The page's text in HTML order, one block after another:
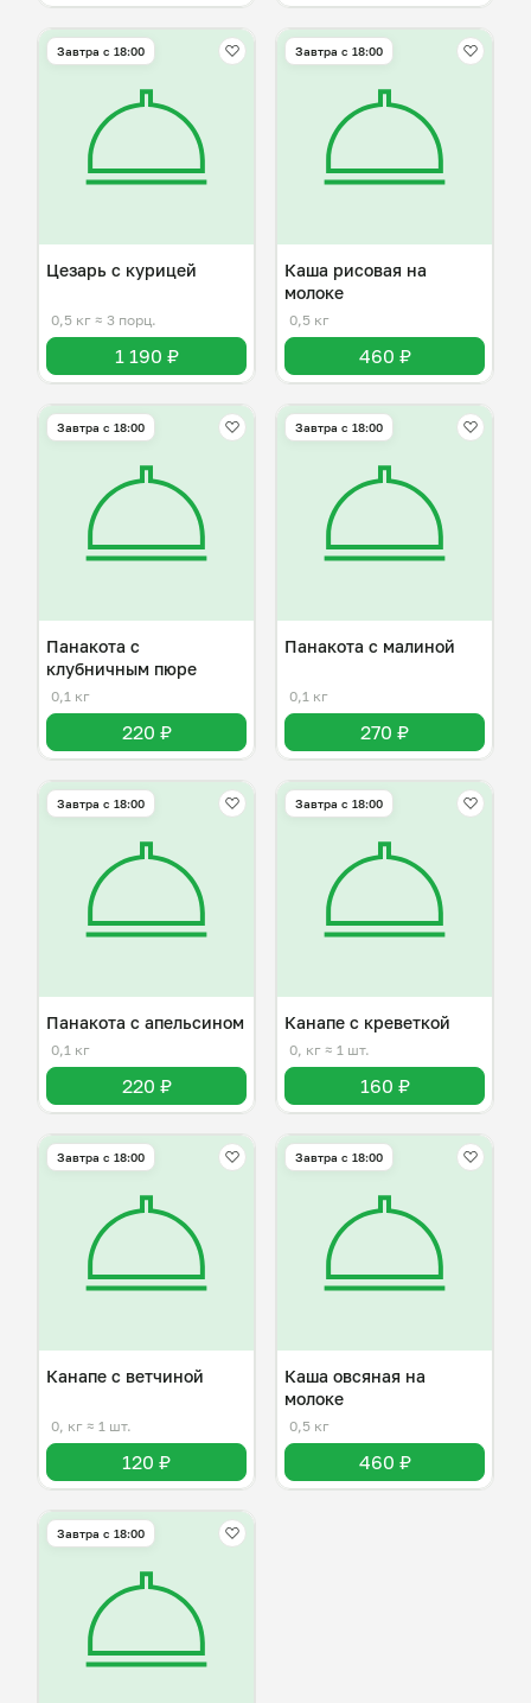
Завтра c 18:00
Цезарь с курицей
0,5 кг ≈ 3 порц.
1 190 ₽
Завтра c 18:00
Каша рисовая на
молоке
0,5 кг
460 ₽
Завтра c 18:00
Панакота с
клубничным пюре
0,1 кг
220 ₽
Завтра c 18:00
Панакота с малиной
0,1 кг
270 ₽
Завтра c 18:00
Панакота с апельсином
0,1 кг
220 ₽
Завтра c 18:00
Канапе с креветкой
0, кг ≈ 1 шт.
160 ₽
Завтра c 18:00
Канапе с ветчиной
0, кг ≈ 1 шт.
120 ₽
Завтра c 18:00
Каша овсяная на
молоке
0,5 кг
460 ₽
Завтра c 18:00